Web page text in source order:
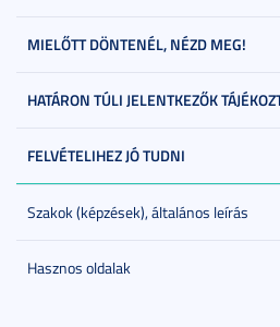
MIELŐTT DÖNTENÉL, NÉZD MEG!
HATÁRON TÚLI JELENTKEZŐK
FELVÉTELIHEZ JÓ TUDNI
Szakok (képzések), általános leírás
Hasznos oldalak